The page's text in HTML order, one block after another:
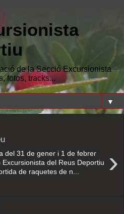
de la Secció Excursionista
fotos, tracks...
▼
›
del 31 de gener i 1 de febrer
del Reus Deportiu
de raquetes de n...